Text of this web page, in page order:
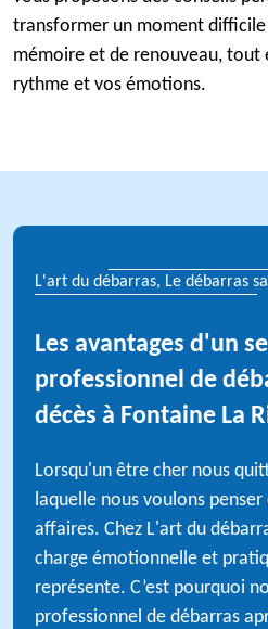
transformer un moment
mémoire et de renouveau, tout
rythme et vos émotions.
L'art du débarras, Le débarras
Les avantages d'un
professionnel de
décès à Fontaine La
Lorsqu'un être cher nous
laquelle nous voulons penser
affaires. Chez L'art du
charge émotionnelle et
représente. C’est pourquoi
professionnel de débarras